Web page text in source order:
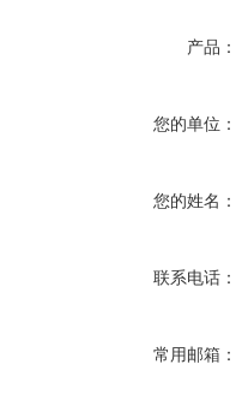
产品：
您的单位：
您的姓名：
联系电话：
常用邮箱：